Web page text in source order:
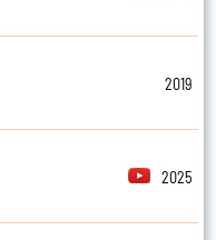
2019
2025